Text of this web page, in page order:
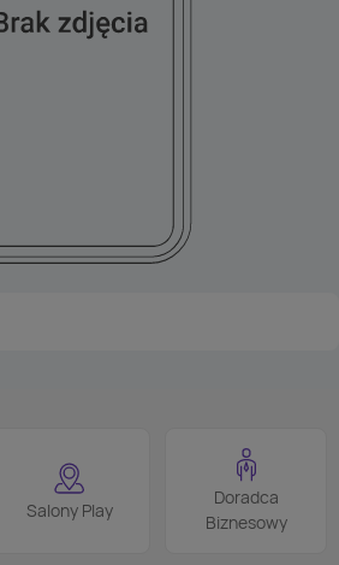
Salony Play
Doradca
Biznesowy